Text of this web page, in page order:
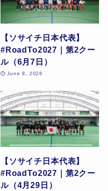
【ソサイチ日本代表】
#RoadTo2027｜第2クー
ル（6月7日）
June 8, 2026
【ソサイチ日本代表】
#RoadTo2027｜第2クー
ル（4月29日）